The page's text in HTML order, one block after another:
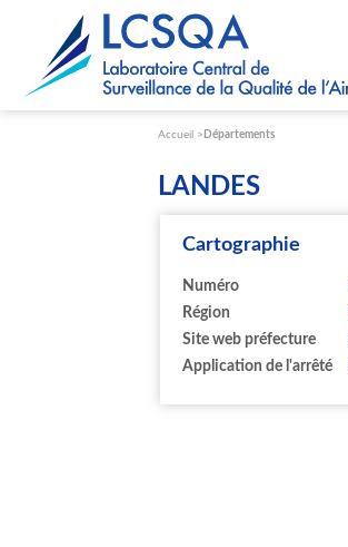
Accueil Départements
LANDES
Cartographie
Numéro
Région
Site web préfecture
Application de l'arrêté
Paramétrer les cookies